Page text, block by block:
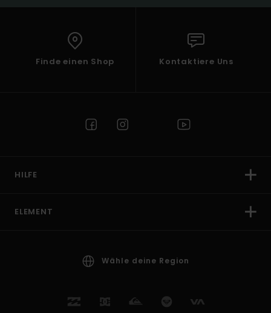
Finde einen Shop Kontaktiere Uns
HILFE
ELEMENT
Wähle deine Region